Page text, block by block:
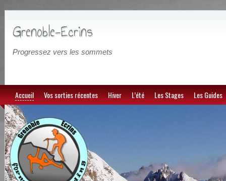
Grenoble-Ecrins
Progressez vers les sommets
Accueil Vos sorties récentes Hiver L’été Les Stages Les Guides